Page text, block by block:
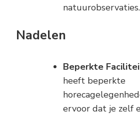
natuurobservaties.
Nadelen
Beperkte
heeft beperkte
ervoor dat je zelf